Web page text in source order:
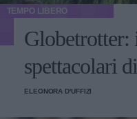
TEMPO LIBERO
spettacolari
ELEONORA D'UFFIZI